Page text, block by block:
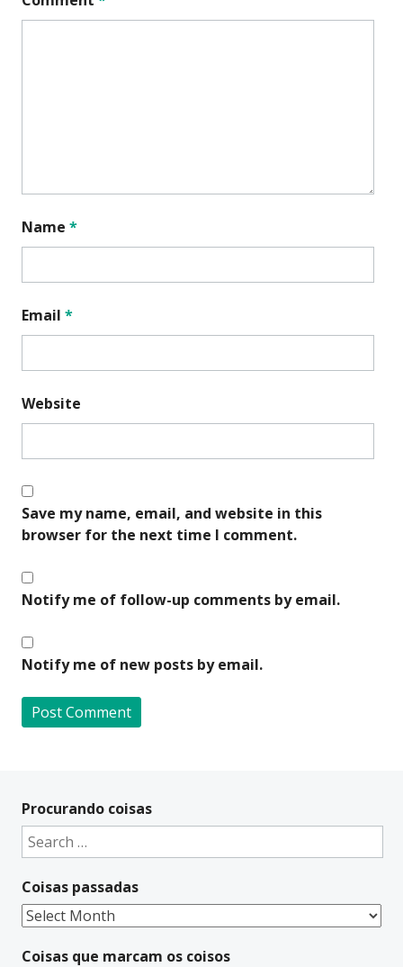
Name *
Email *
Website
Save my name, email, and website in this
browser for the next time I comment.
Notify me of follow-up comments by email.
Notify me of new posts by email.
t
e
a
t
i
v
Procurando coisas
Search
for:
Coisas passadas
Coisas
Coisas que marcam os coisos